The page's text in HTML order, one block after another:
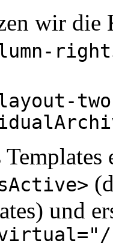
wir die
right
und